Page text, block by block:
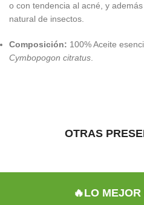
o con tendencia al acné, y
natural de insectos.
Composición: 100% Aceite
Cymbopogon citratus
OTRAS
🔥LO